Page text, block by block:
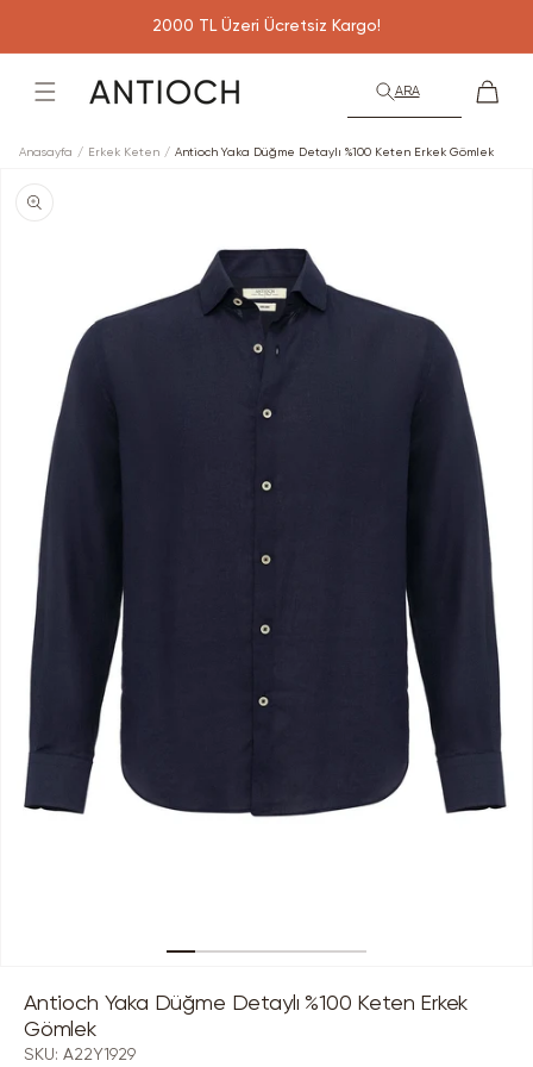
2000 TL Üzeri Ücretsiz Kargo!
ARA Sepet
Anasayfa Erkek Keten Antioch Yaka Düğme Detaylı %100 Keten Erkek Gömlek
bilgisine
atla
modda
oynatın
Antioch Yaka Düğme Detaylı %100 Keten Erkek
Gömlek
SKU: A22Y1929